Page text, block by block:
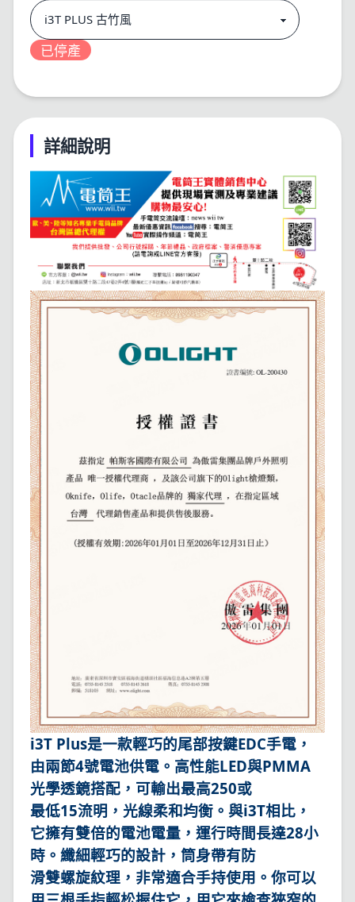
已停產
詳細說明
i3T Plus是一款輕巧的尾部按鍵EDC手電，
由兩節4號電池供電。高性能LED與PMMA
光學透鏡搭配，可輸出最高250或
最低15流明，光線柔和均衡。與i3T相比，
它擁有雙倍的電池電量，運行時間長達28小
時。纖細輕巧的設計，筒身帶有防
滑雙螺旋紋理，非常適合手持使用。你可以